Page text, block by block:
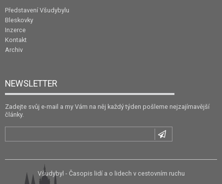
Představení Všudybylu
Bleskovky
Inzerce
Kontakt
Archiv
NEWSLETTER
Zadejte svůj e-mail a my Vám na něj každý týden pošleme nejzajímavější
články.
Všudybyl - Časopis lidí a o lidech v cestovním ruchu